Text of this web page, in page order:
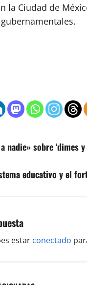
la Ciudad de
nadie» sobre ‘dimes
educativo y el
estar conectado